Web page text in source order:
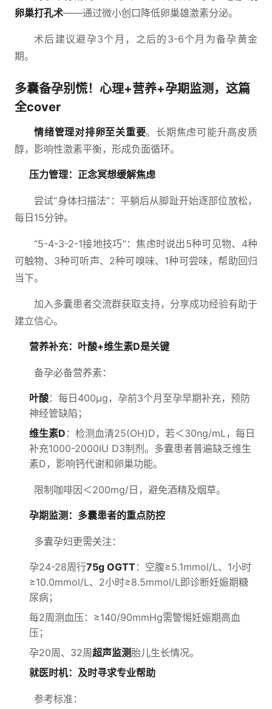
卵巢打孔术——通过微小创口降低卵巢雄激素分泌。
术后建议避孕3个月，之后的3-6个月为备孕黄金
期。
多囊备孕别慌！心理+营养+孕期监测，这篇
全cover
情绪管理对排卵至关重要。长期焦虑可能升高皮质
醇，影响性激素平衡，形成负面循环。
压力管理：正念冥想缓解焦虑
尝试“身体扫描法”：平躺后从脚趾开始逐部位放松，
每日15分钟。
“5-4-3-2-1接地技巧”：焦虑时说出5种可见物、4种
可触物、3种可听声、2种可嗅味、1种可尝味，帮助回归
当下。
加入多囊患者交流群获取支持，分享成功经验有助于
建立信心。
营养补充：叶酸+维生素D是关键
备孕必备营养素：
叶酸：每日400μg，孕前3个月至孕早期补充，预防
神经管缺陷；
维生素D ：检测血清25(OH)D，若＜30ng/mL，每日
补充1000-2000IU D3制剂。多囊患者普遍缺乏维生
素D，影响钙代谢和卵巢功能。
限制咖啡因＜200mg/日，避免酒精及烟草。
孕期监测：多囊患者的重点防控
多囊孕妇更需关注：
孕24-28周行75g OGTT：空腹≥5.1mmol/L、1小时
≥10.0mmol/L、2小时≥8.5mmol/L即诊断妊娠期糖
尿病；
每2周测血压：≥140/90mmHg需警惕妊娠期高血
压；
孕20周、32周超声监测胎儿生长情况。
就医时机：及时寻求专业帮助
参考标准：